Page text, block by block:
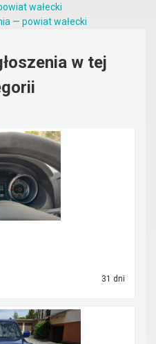
wałecki
— powiat wałecki
w tej
31 dni